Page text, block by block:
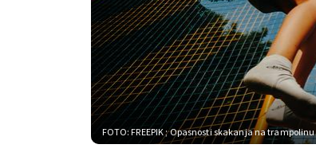
FOTO: FREEPIK ; Opasnosti skakanja na trampolinu